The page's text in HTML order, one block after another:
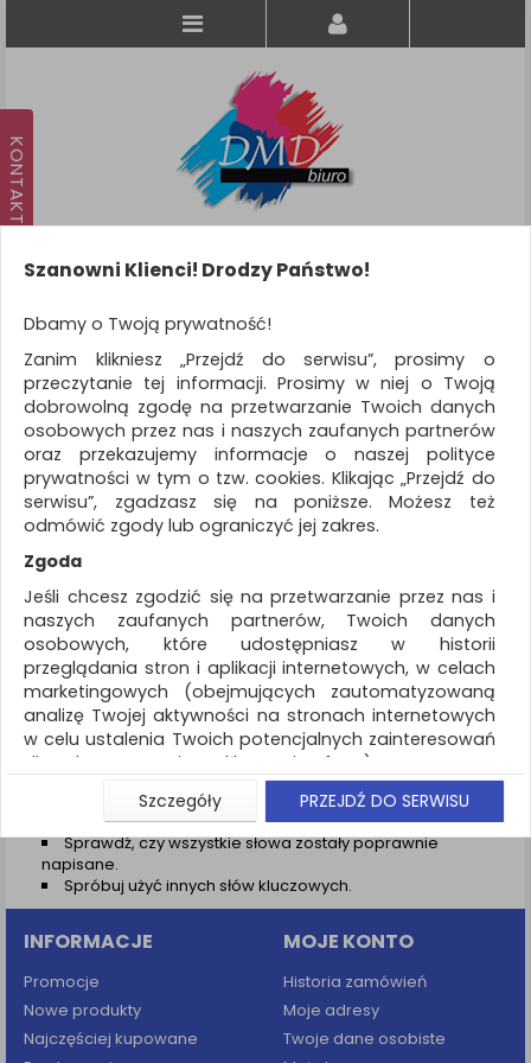
KATEGORIE
WSZYSTKIE KATEGORIE
FILTRY
Więcej
REKLAMA
AKTUALNOŚCI
Wyniki wyszukiwania
NIE ZNALEZIONO PRODUKTÓW
Nie odnaleziono produktów wg przyjętych kryteriów
PODPOWIEDZI
Zmień kryteria wyszukiwania zaznaczając inne filtry i
wyszukaj ponownie
Sprawdź, czy wszystkie słowa zostały poprawnie
napisane.
Spróbuj użyć innych słów kluczowych.
INFORMACJE
Promocje
Nowe produkty
Najczęściej kupowane
MOJE KONTO
Historia zamówień
Moje adresy
Twoje dane osobiste
Szanowni Klienci! Drodzy Państwo!
Dbamy o Twoją prywatność!
Zanim klikniesz „Przejdź do serwisu”, prosimy o
przeczytanie tej informacji. Prosimy w niej o Twoją
dobrowolną zgodę na przetwarzanie Twoich danych
osobowych przez nas i naszych zaufanych partnerów
oraz przekazujemy informacje o naszej polityce
prywatności w tym o tzw. cookies. Klikając „Przejdź do
serwisu”, zgadzasz się na poniższe. Możesz też
odmówić zgody lub ograniczyć jej zakres.
Zgoda
Jeśli chcesz zgodzić się na przetwarzanie przez nas i
naszych zaufanych partnerów, Twoich danych
osobowych, które udostępniasz w historii
przeglądania stron i aplikacji internetowych, w celach
marketingowych (obejmujących zautomatyzowaną
analizę Twojej aktywności na stronach internetowych
w celu ustalenia Twoich potencjalnych zainteresowań
dla dostosowania reklamy i oferty), w tym na
umieszczanie tzw. cookies na Twoich urządzeniach i
ich odczytywanie, kliknij przycisk „Przejdź do serwisu”.
Jeśli nie chcesz wyrazić zgody lub ograniczyć jej
zakres, kliknij „Szczegóły”, gdzie znajdziesz wszelkie
informacje o tym jak to zrobić . Te same informacje
znajdziesz także na podstronie z naszą polityką
prywatności obowiązującą od 25 maja 2018.
W przypadku użytkowników zalogowanych, aby
umożliwić prawidłową realizację Umowy z Państwem i
związane z tym prawidłowe działanie naszej strony
www, a w szczególności np. wysłanie potwierdzenia
Szczegóły PRZEJDŹ DO SERWISU